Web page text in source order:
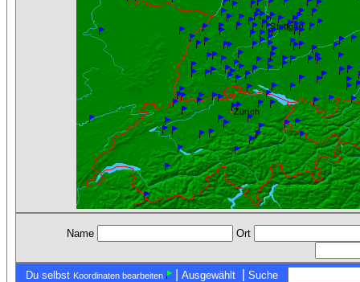
Name Ort
Du selbst Koordinaten bearbeiten | Ausgewählt Suche